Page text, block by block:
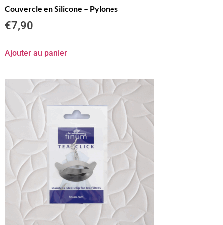
Couvercle en Silicone – Pylones
€7,90
Ajouter au panier